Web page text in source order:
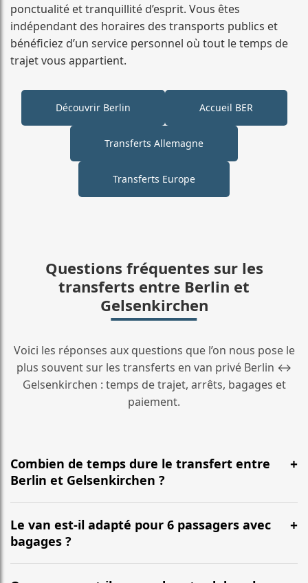
ponctualité et tranquillité d’esprit. Vous êtes
indépendant des horaires des transports publics et
bénéficiez d’un service personnel où tout le temps de
trajet vous appartient.
Découvrir Berlin Accueil BER
Transferts Allemagne
Transferts Europe
Questions fréquentes sur les
transferts entre Berlin et
Gelsenkirchen
Voici les réponses aux questions que l’on nous pose le
plus souvent sur les transferts en van privé Berlin ↔
Gelsenkirchen : temps de trajet, arrêts, bagages et
paiement.
Combien de temps dure le transfert entre
Berlin et Gelsenkirchen ?
En général, la durée est d’environ 5 Std. 25 Min. pour
une distance d’environ 517 km. L’itinéraire emprunte le
plus souvent l’autoroute et peut varier selon le trafic.
Le van est-il adapté pour 6 passagers avec
bagages ?
Oui. Nos vans (Mercedes Classe V, VW Multivan) sont